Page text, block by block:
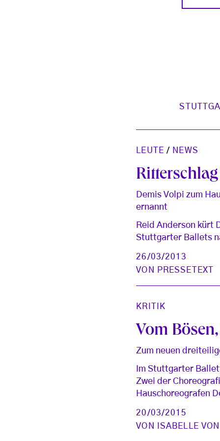
LEUTE / NEWS
Demis Volpi zum
ernannt
Reid Anderson kürt
Stuttgarter Ballets
26/03/2013
VON
PRESSETEXT
KRITIK
Vom
Zum neuen
Im Stuttgarter
Zwei der
Hauschoreografen
20/03/2015
VON
ISABELLE